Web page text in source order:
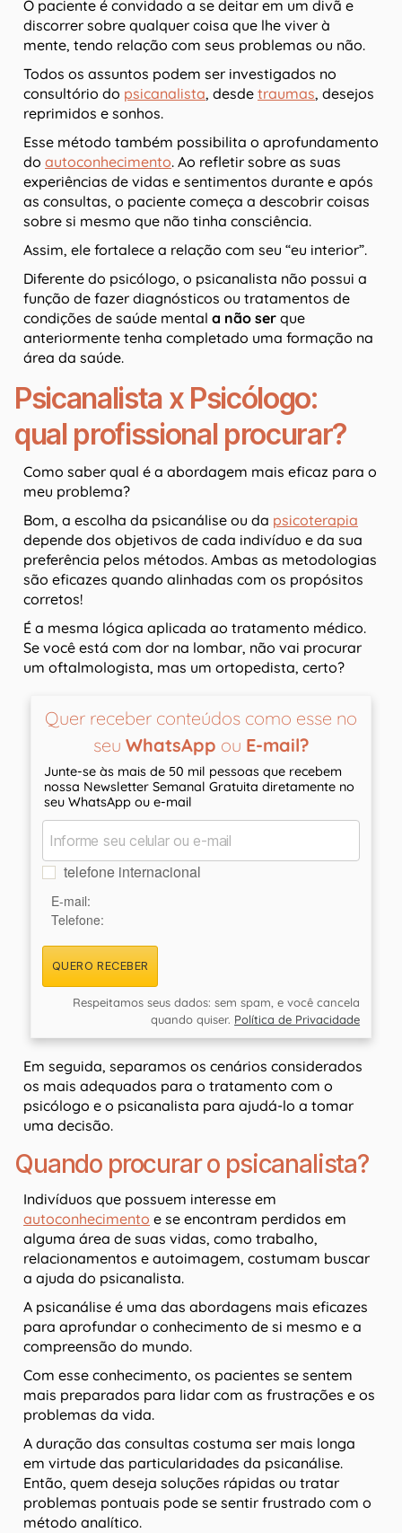
O paciente é convidado a se deitar em um divã e
discorrer sobre qualquer coisa que lhe viver à
mente, tendo relação com seus problemas ou não.
Todos os assuntos podem ser investigados no
consultório do psicanalista, desde traumas, desejos
reprimidos e sonhos.
Esse método também possibilita o aprofundamento
do autoconhecimento. Ao refletir sobre as suas
experiências de vidas e sentimentos durante e após
as consultas, o paciente começa a descobrir coisas
sobre si mesmo que não tinha consciência.
Assim, ele fortalece a relação com seu “eu interior”.
Diferente do psicólogo, o psicanalista não possui a
função de fazer diagnósticos ou tratamentos de
condições de saúde mental a não ser que
anteriormente tenha completado uma formação na
área da saúde.
Psicanalista x Psicólogo:
qual profissional procurar?
Como saber qual é a abordagem mais eficaz para o
meu problema?
Bom, a escolha da psicanálise ou da psicoterapia
depende dos objetivos de cada indivíduo e da sua
preferência pelos métodos. Ambas as metodologias
são eficazes quando alinhadas com os propósitos
corretos!
É a mesma lógica aplicada ao tratamento médico.
Se você está com dor na lombar, não vai procurar
um oftalmologista, mas um ortopedista, certo?
Quer receber conteúdos como esse no
seu WhatsApp ou E-mail?
Junte-se às mais de 50 mil pessoas que recebem
nossa Newsletter Semanal Gratuita diretamente no
seu WhatsApp ou e-mail
telefone internacional
E-mail:
Telefone:
QUERO RECEBER
Respeitamos seus dados: sem spam, e você cancela
quando quiser. Política de Privacidade
Em seguida, separamos os cenários considerados
os mais adequados para o tratamento com o
psicólogo e o psicanalista para ajudá-lo a tomar
uma decisão.
Quando procurar o psicanalista?
Indivíduos que possuem interesse em
autoconhecimento e se encontram perdidos em
alguma área de suas vidas, como trabalho,
relacionamentos e autoimagem, costumam buscar
a ajuda do psicanalista.
A psicanálise é uma das abordagens mais eficazes
para aprofundar o conhecimento de si mesmo e a
compreensão do mundo.
Com esse conhecimento, os pacientes se sentem
mais preparados para lidar com as frustrações e os
problemas da vida.
A duração das consultas costuma ser mais longa
em virtude das particularidades da psicanálise.
Então, quem deseja soluções rápidas ou tratar
problemas pontuais pode se sentir frustrado com o
método analítico.